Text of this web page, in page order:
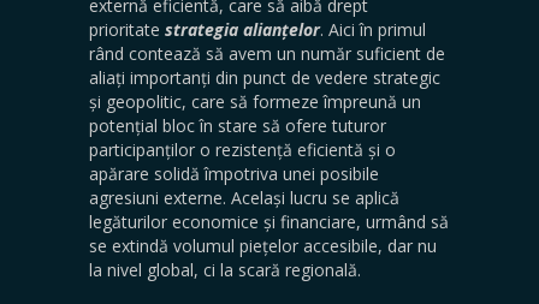
externă eficientă, care să aibă drept
prioritate strategia alianțelor. Aici în primul
rând contează să avem un număr suficient de
aliați importanți din punct de vedere strategic
și geopolitic, care să formeze împreună un
potențial bloc în stare să ofere tuturor
participanților o rezistență eficientă și o
apărare solidă împotriva unei posibile
agresiuni externe. Același lucru se aplică
legăturilor economice și financiare, urmând să
se extindă volumul piețelor accesibile, dar nu
la nivel global, ci la scară regională.